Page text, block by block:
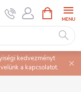
KOSÁR
kedvezményt
a kapcsolatot.